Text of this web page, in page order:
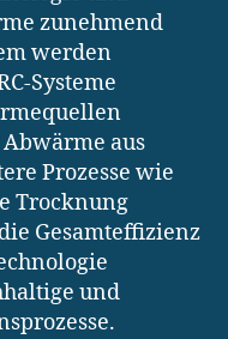
zunehmend
werden
Systeme
aus
Prozesse wie
Trocknung
Gesamteffizienz
und